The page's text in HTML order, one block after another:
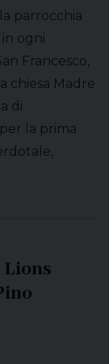
parrocchia
ogni
Francesco,
chiesa Madre
di
la prima